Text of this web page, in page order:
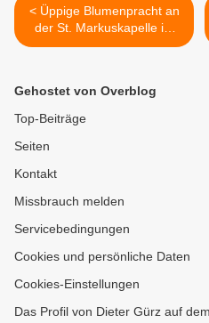
< Üppige Blumenpracht an
der St. Markuskapelle im
Veitshöchheimer Weiler
Gehostet von Overblog
Top-Beiträge
Seiten
Kontakt
Missbrauch melden
Servicebedingungen
Cookies und persönliche Daten
Cookies-Einstellungen
Das Profil von Dieter Gürz auf